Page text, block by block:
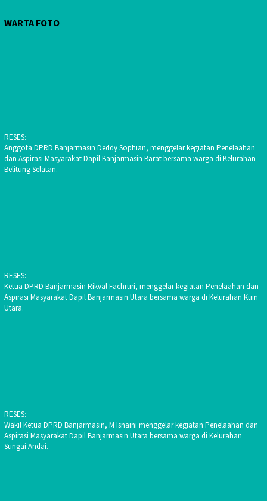
WARTA FOTO
RESES:
Anggota DPRD Banjarmasin Deddy Sophian, menggelar kegiatan Penelaahan
dan Aspirasi Masyarakat Dapil Banjarmasin Barat bersama warga di Kelurahan
Belitung Selatan.
RESES:
Ketua DPRD Banjarmasin Rikval Fachruri, menggelar kegiatan Penelaahan dan
Aspirasi Masyarakat Dapil Banjarmasin Utara bersama warga di Kelurahan Kuin
Utara.
RESES:
Wakil Ketua DPRD Banjarmasin, M Isnaini menggelar kegiatan Penelaahan dan
Aspirasi Masyarakat Dapil Banjarmasin Utara bersama warga di Kelurahan
Sungai Andai.